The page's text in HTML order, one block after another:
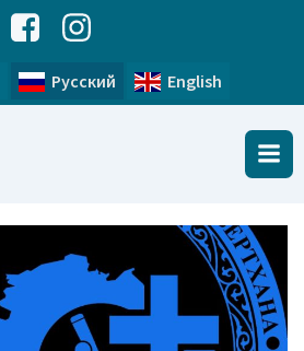
Русский English